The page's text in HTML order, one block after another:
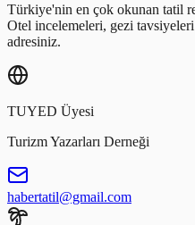
Türkiye'nin en çok okunan tatil
Otel incelemeleri, gezi
adresiniz.
TUYED Üyesi
Turizm Yazarları Derneği
habertatil@gmail.com